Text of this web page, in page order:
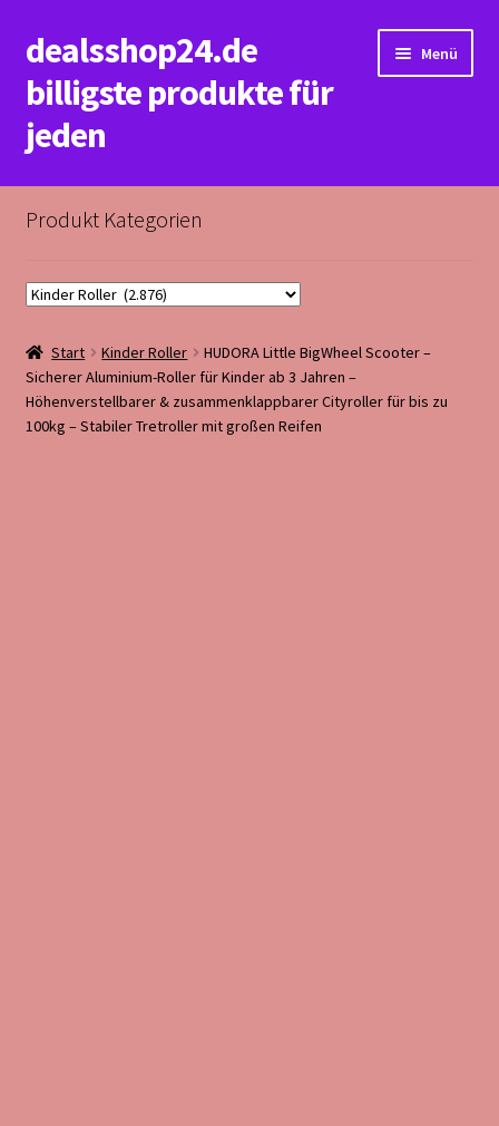
Zur
Navigation
springen
Zum
Inhalt
springen
dealsshop24.de
billigste produkte für
jeden
Menü
Start
Kasse
Mein Konto
Rückerstattungs&Rückgabebedingungen
Produkt Kategorien
Start Kinder Roller
HUDORA Little BigWheel Scooter –
Sicherer Aluminium-Roller für Kinder ab 3 Jahren –
Höhenverstellbarer & zusammenklappbarer Cityroller für bis zu
100kg – Stabiler Tretroller mit großen Reifen